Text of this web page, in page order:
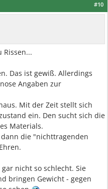
#10
Rissen...
Das ist gewiß. Allerdings
Angaben zur
Mit der Zeit stellt sich
ein. Den sucht sich die
Materials.
die "nichttragenden
nicht so schlecht. Sie
bringen Gewicht - gegen